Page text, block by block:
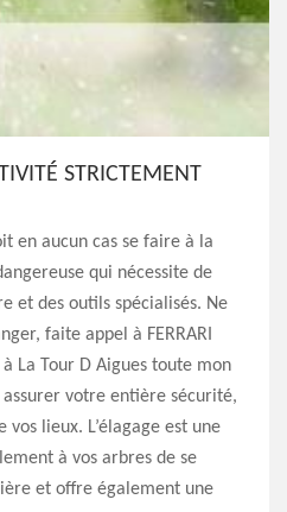
STRICTEMENT
en aucun cas se faire à la
qui nécessite de
et des outils spécialisés. Ne
faite appel à FERRARI
à La Tour D Aigues toute mon
votre entière sécurité,
lieux. L’élagage est une
à vos arbres de se
et offre également une